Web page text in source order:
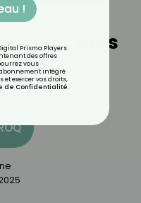
les plus
!
Prisma Players
des offres
vous
intégré
exercer vos droits,
de Confidentialité.